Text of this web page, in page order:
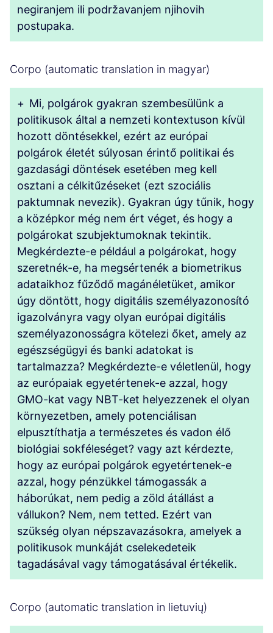
negiranjem ili podržavanjem njihovih
postupaka.
Corpo (automatic translation in magyar)
+ Mi, polgárok gyakran szembesülünk a
politikusok által a nemzeti kontextuson kívül
hozott döntésekkel, ezért az európai
polgárok életét súlyosan érintő politikai és
gazdasági döntések esetében meg kell
osztani a célkitűzéseket (ezt szociális
paktumnak nevezik). Gyakran úgy tűnik, hogy
a középkor még nem ért véget, és hogy a
polgárokat szubjektumoknak tekintik.
Megkérdezte-e például a polgárokat, hogy
szeretnék-e, ha megsértenék a biometrikus
adataikhoz fűződő magánéletüket, amikor
úgy döntött, hogy digitális személyazonosító
igazolványra vagy olyan európai digitális
személyazonosságra kötelezi őket, amely az
egészségügyi és banki adatokat is
tartalmazza? Megkérdezte-e véletlenül, hogy
az európaiak egyetértenek-e azzal, hogy
GMO-kat vagy NBT-ket helyezzenek el olyan
környezetben, amely potenciálisan
elpusztíthatja a természetes és vadon élő
biológiai sokféleséget? vagy azt kérdezte,
hogy az európai polgárok egyetértenek-e
azzal, hogy pénzükkel támogassák a
háborúkat, nem pedig a zöld átállást a
vállukon? Nem, nem tetted. Ezért van
szükség olyan népszavazásokra, amelyek a
politikusok munkáját cselekedeteik
tagadásával vagy támogatásával értékelik.
Corpo (automatic translation in lietuvių)